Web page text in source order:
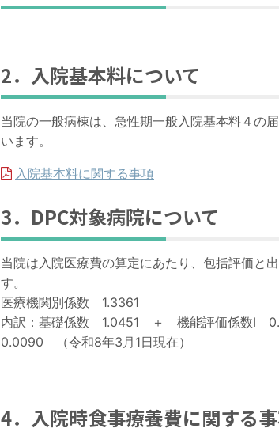
2．入院基本料について
当院の一般病棟は、急性期一般入院基本料４の
います。
入院基本料に関する事項
3．DPC対象病院について
当院は入院医療費の算定にあたり、包括評価と
す。
医療機関別係数 1.3361
内訳：基礎係数 1.0451 ＋ 機能評価係数Ⅰ
0.0090 （令和8年3月 1日現在）
4．入院時食事療養費に関する